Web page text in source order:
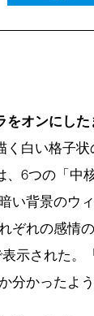
をオンにし
白い格子状
6つの「中
い背景のウ
ぞれの感情
示された。
分かったよう